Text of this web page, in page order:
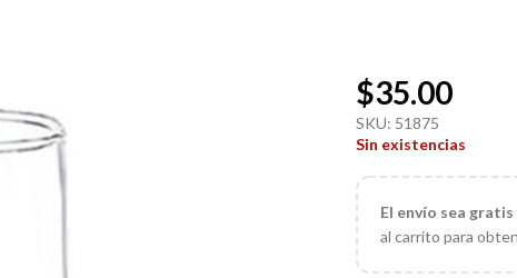
$35.00
SKU: 51875
Sin existencias
El envío sea
al carrito para